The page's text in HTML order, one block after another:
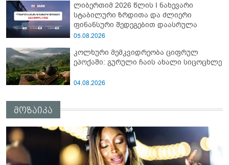
ლიბერთიმ 2026 წლის I ნახევარი
სტაბილური ზრდითა და ძლიერი
ფინანსური შედეგებით დაასრულა
05.08.2026
კოლხური მემკვიდრეობა ციფრულ
ეპოქაში: გურული ჩაის ახალი სიცოცხლე
04.08.2026
მოზაიკა